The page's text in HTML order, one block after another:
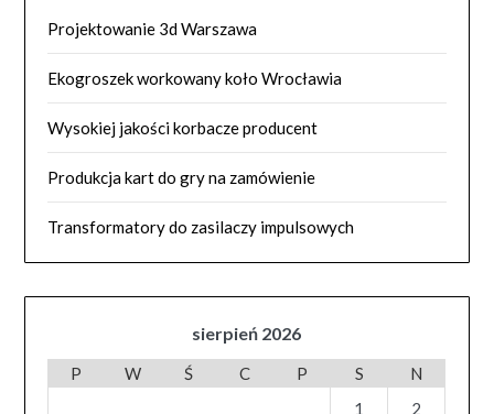
Projektowanie 3d Warszawa
Ekogroszek workowany koło Wrocławia
Wysokiej jakości korbacze producent
Produkcja kart do gry na zamówienie
Transformatory do zasilaczy impulsowych
sierpień 2026
P W Ś C P S
N
1
2